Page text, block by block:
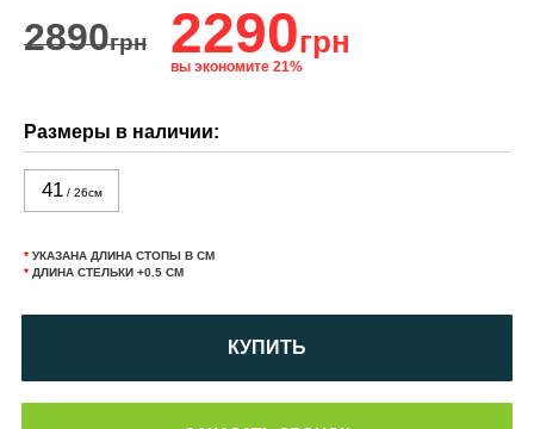
2890грн 2290грн
вы экономите 21%
Размеры в наличии:
41/ 26см
* УКАЗАНА ДЛИНА СТОПЫ В СМ
* ДЛИНА СТЕЛЬКИ +0.5 СМ
КУПИТЬ